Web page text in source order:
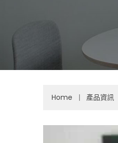
Home | 產品資訊